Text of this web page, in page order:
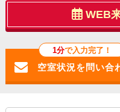
WEB
1分で入力完了！